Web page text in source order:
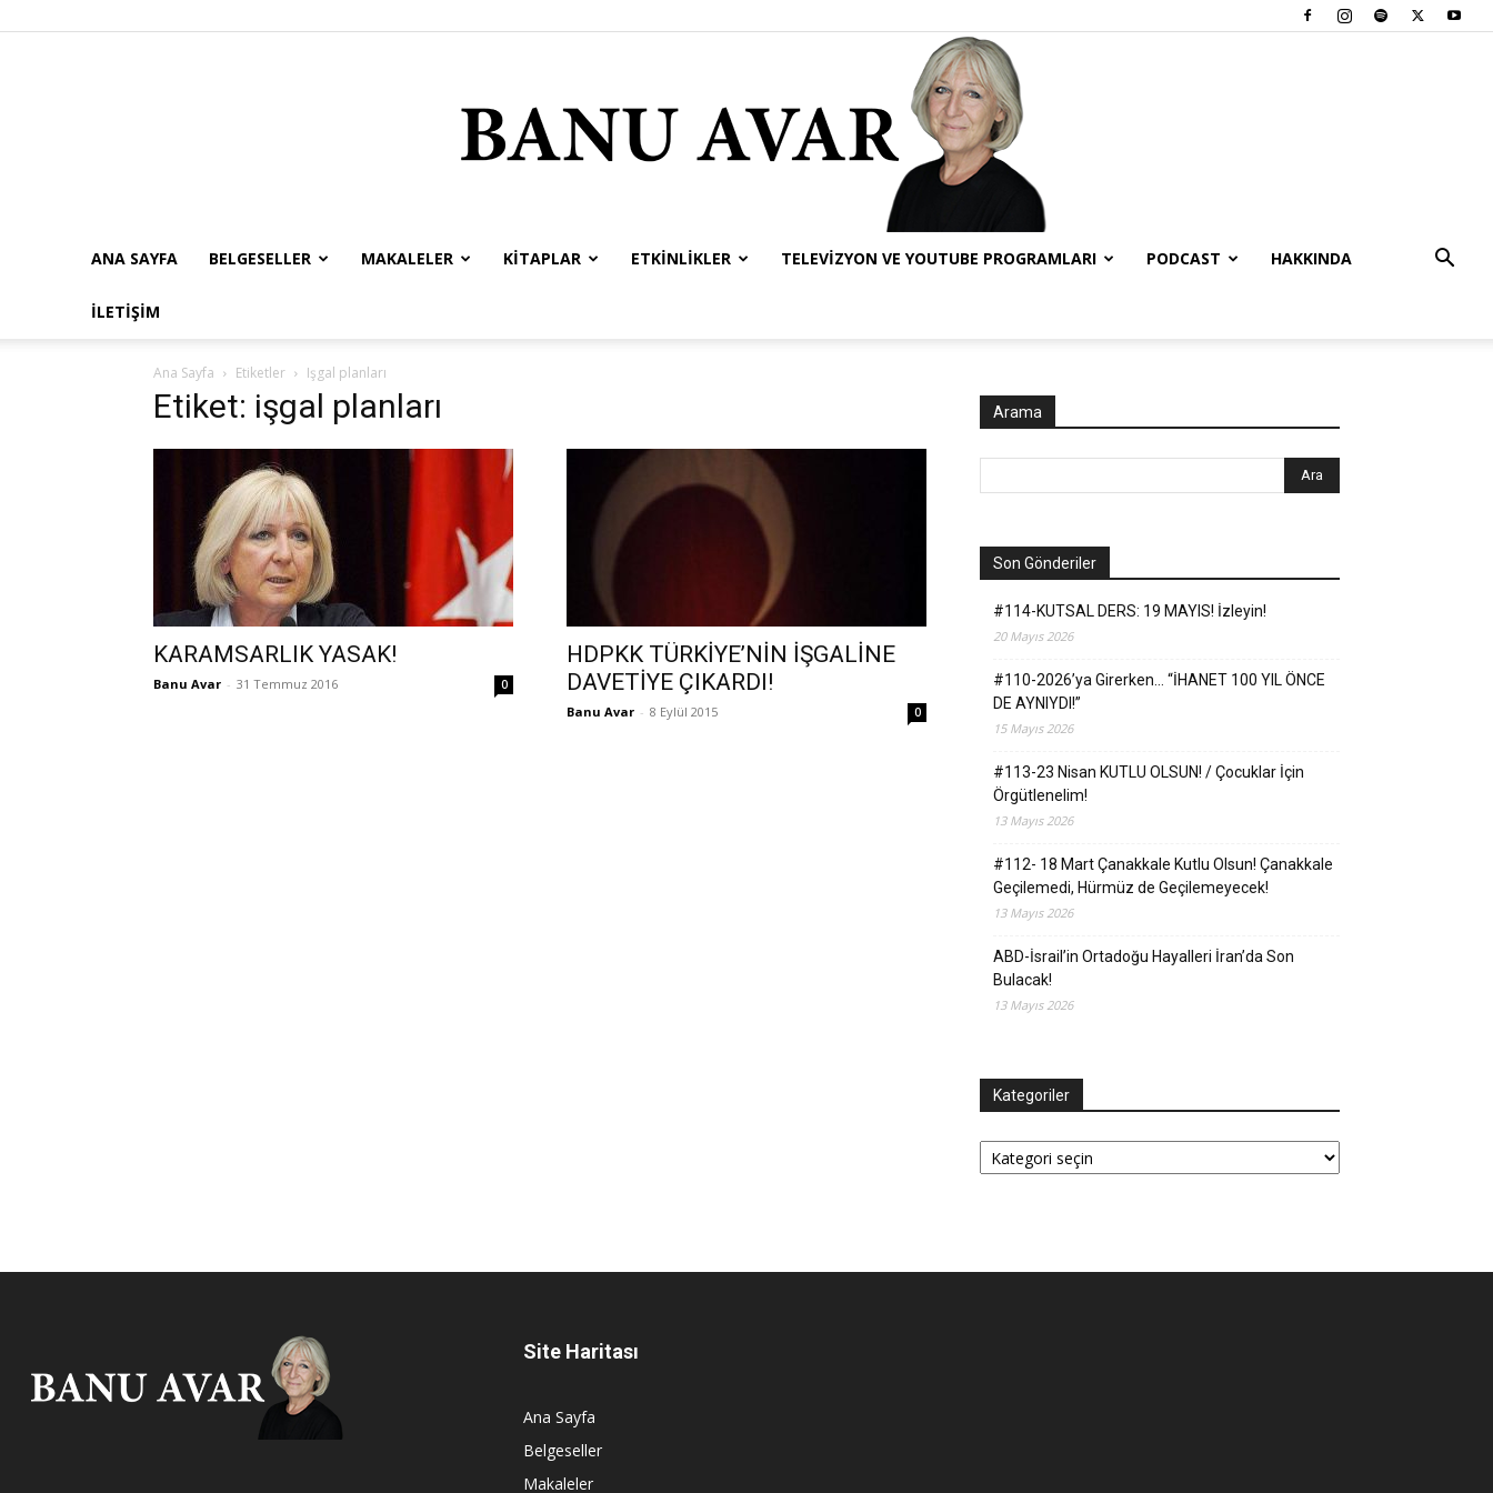
Avar
ANA SAYFA BELGESELLER MAKALELER KITAPLAR ETKINLIKLER TELEVIZYON VE YOUTUBE PROGRAMLARI PODCAST HAKKINDA
İLETIŞIM
Ana Sayfa Etiketler Işgal planları
Etiket: işgal planları
KARAMSARLIK YASAK!
Banu Avar - 31 Temmuz 2016 0
HDPKK TÜRKİYE’NİN İŞGALİNE
DAVETİYE ÇIKARDI!
Banu Avar - 8 Eylül 2015 0
Arama
Son Gönderiler
#114-KUTSAL DERS: 19 MAYIS! İzleyin!
20 Mayıs 2026
#110-2026’ya Girerken… “İHANET 100 YIL ÖNCE
DE AYNIYDI!”
15 Mayıs 2026
#113-23 Nisan KUTLU OLSUN! / Çocuklar İçin
Örgütlenelim!
13 Mayıs 2026
#112- 18 Mart Çanakkale Kutlu Olsun! Çanakkale
Geçilemedi, Hürmüz de Geçilemeyecek!
13 Mayıs 2026
ABD-İsrail’in Ortadoğu Hayalleri İran’da Son
Bulacak!
13 Mayıs 2026
Kategoriler
Kategoriler
Site Haritası
Ana Sayfa
Belgeseller
Makaleler